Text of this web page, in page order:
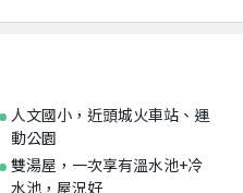
人文國小，近頭城火車站、運
動公園
雙湯屋，一次享有溫水池+冷
水池，屋況好